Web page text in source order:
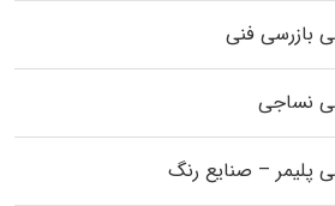
بازرسی فنی
نساجی
پلیمر – صنایع رنگ